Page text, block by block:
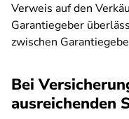
Verweis auf den
Garantiegeber
zwischen
Bei
ausreichenden